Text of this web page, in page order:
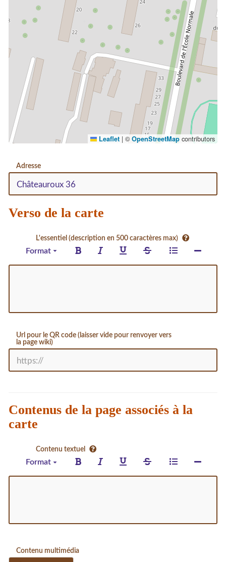
Leaflet | © OpenStreetMap contributors
Adresse
Verso de la carte
L'essentiel (description en 500 caractères max)
Format
Url pour le QR code (laisser vide pour renvoyer vers
la page wiki)
Contenus de la page associés à la
carte
Contenu textuel
Format
Contenu multimédia